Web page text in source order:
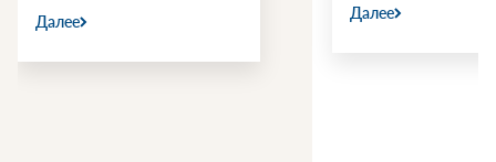
Далее Далее